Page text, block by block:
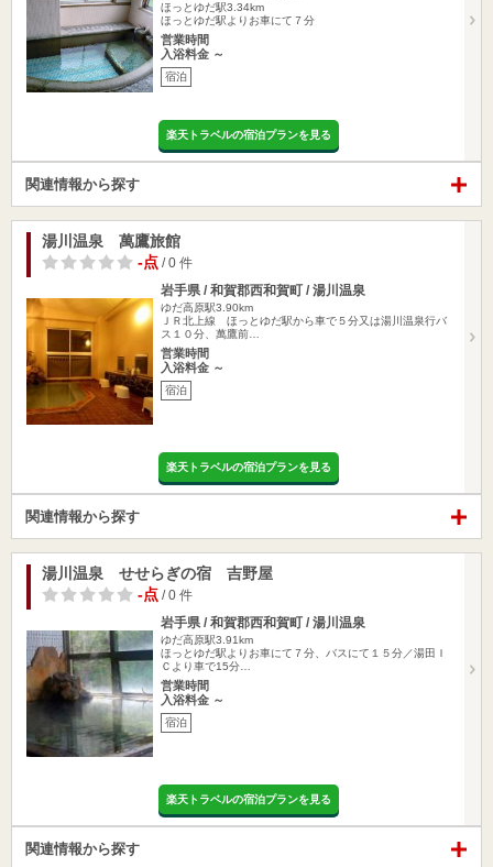
ほっとゆだ駅3.34km
ほっとゆだ駅よりお車にて７分
営業時間
入浴料金 ～
宿泊
楽天トラベルの宿泊プランを見る
関連情報から探す
湯川温泉 萬鷹旅館
-点 / 0 件
岩手県 / 和賀郡西和賀町 / 湯川温泉
ゆだ高原駅3.90km
ＪＲ北上線 ほっとゆだ駅から車で５分又は湯川温泉行バ
ス１０分、萬鷹前…
営業時間
入浴料金 ～
宿泊
楽天トラベルの宿泊プランを見る
関連情報から探す
湯川温泉 せせらぎの宿 吉野屋
-点 / 0 件
岩手県 / 和賀郡西和賀町 / 湯川温泉
ゆだ高原駅3.91km
ほっとゆだ駅よりお車にて７分、バスにて１５分／湯田Ｉ
Ｃより車で15分…
営業時間
入浴料金 ～
宿泊
楽天トラベルの宿泊プランを見る
関連情報から探す